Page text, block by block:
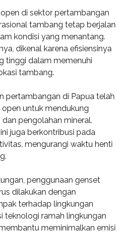
di sektor pertambangan
tambang tetap berjalan
kondisi yang menantang.
dikenal karena efisiensinya
tinggi dalam memenuhi
tambang.
pertambangan di Papua telah
untuk mendukung
pengolahan mineral.
juga berkontribusi pada
mengurangi waktu henti
penggunaan genset
dilakukan dengan
terhadap lingkungan
teknologi ramah lingkungan
meminimalkan emisi